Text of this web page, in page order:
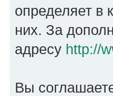
определяет в
них. За
адресу http://
Вы